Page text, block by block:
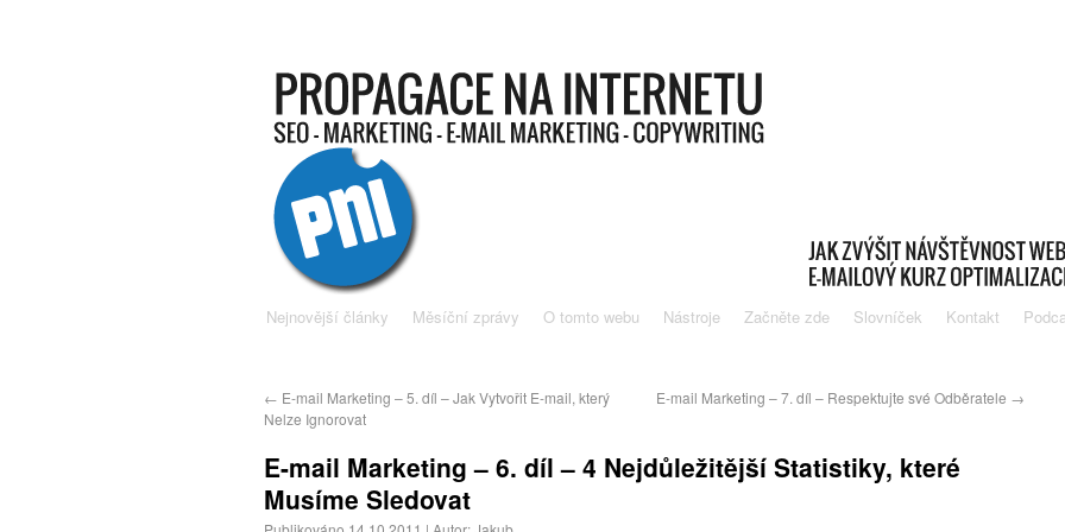
Nejnovější články Měsíční zprávy O tomto webu Nástroje Začněte zde Slovníček Kontakt
← E-mail Marketing – 5. díl – Jak Vytvořit E-mail, který
Nelze Ignorovat
E-mail Marketing – 7. díl – Respektujte své Odběratele →
E-mail Marketing – 6. díl – 4 Nejdůležitější Statistiky, které
Musíme Sledovat